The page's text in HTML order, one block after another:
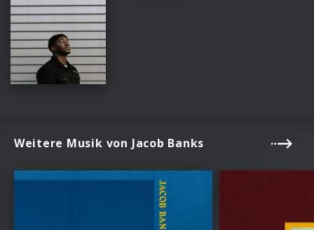
Weitere Musik von Jacob Banks